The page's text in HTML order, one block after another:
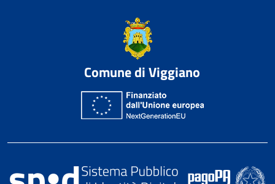
Comune di Viggiano